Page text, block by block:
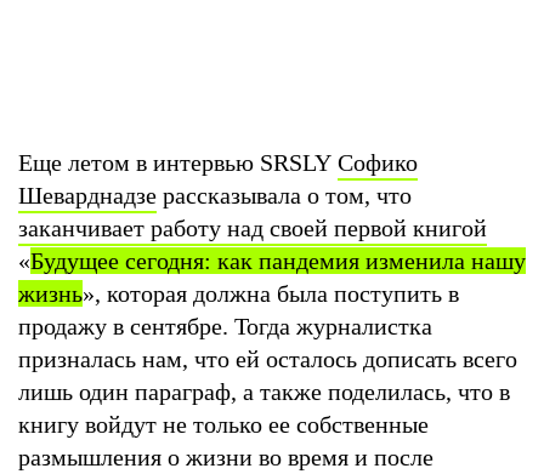
Еще летом в интервью SRSLY Софико
Шеварднадзе рассказывала о том, что
заканчивает работу над своей первой книгой
«Будущее сегодня: как пандемия изменила нашу
жизнь», которая должна была поступить в
продажу в сентябре. Тогда журналистка
призналась нам, что ей осталось дописать всего
лишь один параграф, а также поделилась, что в
книгу войдут не только ее собственные
размышления о жизни во время и после